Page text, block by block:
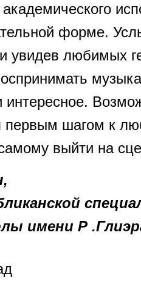
форме.
увидев любимых
интересное.
первым шагом к
выйти на
имени Р